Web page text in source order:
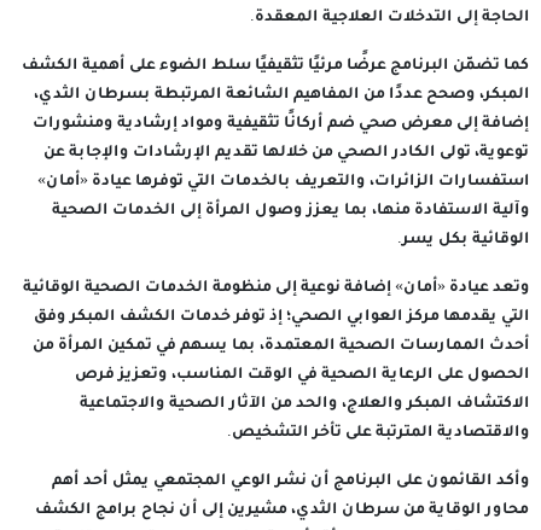
الحاجة إلى التدخلات العلاجية المعقدة.
كما تضمّن البرنامج عرضًا مرئيًا تثقيفيًا سلط الضوء على أهمية الكشف
المبكر، وصحح عددًا من المفاهيم الشائعة المرتبطة بسرطان الثدي،
إضافة إلى معرض صحي ضم أركانًا تثقيفية ومواد إرشادية ومنشورات
توعوية، تولى الكادر الصحي من خلالها تقديم الإرشادات والإجابة عن
استفسارات الزائرات، والتعريف بالخدمات التي توفرها عيادة «أمان»
وآلية الاستفادة منها، بما يعزز وصول المرأة إلى الخدمات الصحية
الوقائية بكل يسر.
وتعد عيادة «أمان» إضافة نوعية إلى منظومة الخدمات الصحية الوقائية
التي يقدمها مركز العوابي الصحي؛ إذ توفر خدمات الكشف المبكر وفق
أحدث الممارسات الصحية المعتمدة، بما يسهم في تمكين المرأة من
الحصول على الرعاية الصحية في الوقت المناسب، وتعزيز فرص
الاكتشاف المبكر والعلاج، والحد من الآثار الصحية والاجتماعية
والاقتصادية المترتبة على تأخر التشخيص.
وأكد القائمون على البرنامج أن نشر الوعي المجتمعي يمثل أحد أهم
محاور الوقاية من سرطان الثدي، مشيرين إلى أن نجاح برامج الكشف